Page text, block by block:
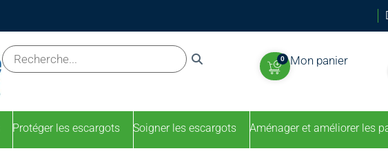
0 Mon panier
Protéger les escargots Soigner les escargots Aménager et améliorer les